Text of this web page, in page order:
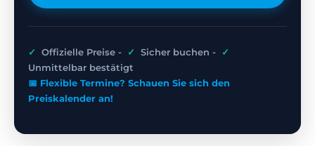
✓ Offizielle Preise - ✓ Sicher buchen -
✓
Unmittelbar bestätigt
📅 Flexible Termine? Schauen Sie sich den
Preiskalender an!